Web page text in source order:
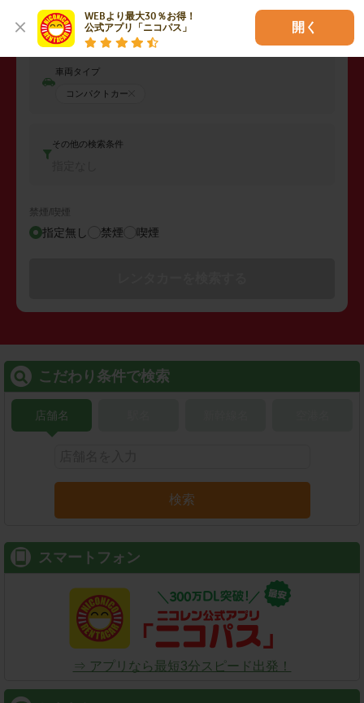
WEBより最大30％お得！
公式アプリ「ニコパス」
開く
2026年08月09日 (日) 20:00
車両タイプ
コンパクトカー
その他の検索条件
禁煙/喫煙
指定無し 禁煙 喫煙
こだわり条件で検索
店舗名
検索
スマートフォン
⇒ アプリなら最短3分スピード出発！